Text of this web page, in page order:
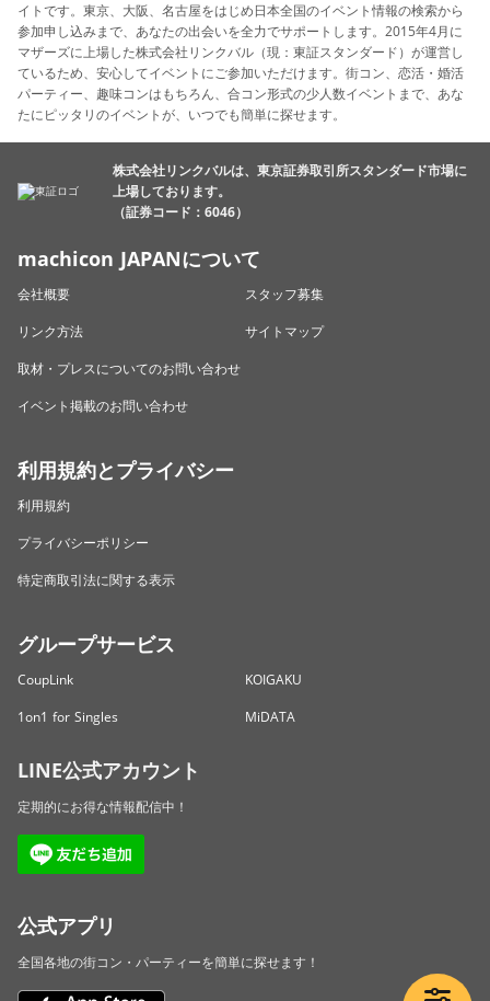
イトです。東京、大阪、名古屋をはじめ日本全国のイベント情報の検索から
参加申し込みまで、あなたの出会いを全力でサポートします。2015年4月に
マザーズに上場した株式会社リンクバル（現：東証スタンダード）が運営し
ているため、安心してイベントにご参加いただけます。街コン、恋活・婚活
パーティー、趣味コンはもちろん、合コン形式の少人数イベントまで、あな
たにピッタリのイベントが、いつでも簡単に探せます。
株式会社リンクバルは、東京証券取引所スタンダード市場に
上場しております。
（証券コード：6046）
machicon JAPANについて
会社概要
スタッフ募集
リンク方法
サイトマップ
取材・プレスについてのお問い合わせ
イベント掲載のお問い合わせ
利用規約とプライバシー
利用規約
プライバシーポリシー
特定商取引法に関する表示
グループサービス
CoupLink
KOIGAKU
1on1 for Singles
MiDATA
LINE公式アカウント
定期的にお得な情報配信中！
公式アプリ
全国各地の街コン・パーティーを簡単に探せます！